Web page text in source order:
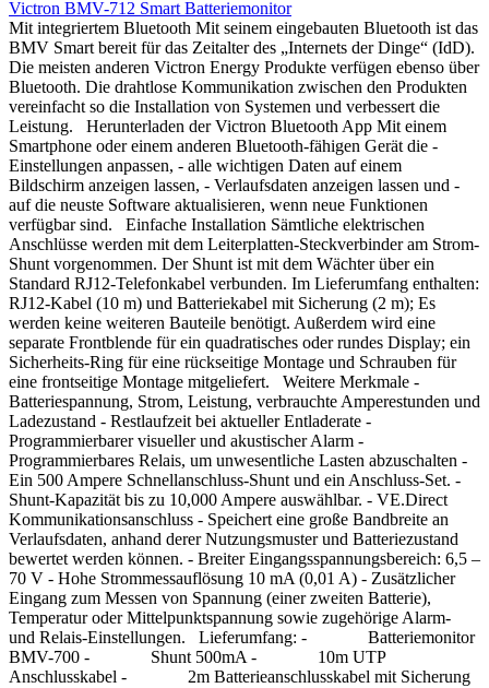
Victron BMV-712 Smart Batteriemonitor
Mit integriertem Bluetooth Mit seinem eingebauten Bluetooth ist das
BMV Smart bereit für das Zeitalter des „Internets der Dinge“ (IdD).
Die meisten anderen Victron Energy Produkte verfügen ebenso über
Bluetooth. Die drahtlose Kommunikation zwischen den Produkten
vereinfacht so die Installation von Systemen und verbessert die
Leistung. Herunterladen der Victron Bluetooth App Mit einem
Smartphone oder einem anderen Bluetooth-fähigen Gerät die -
Einstellungen anpassen, - alle wichtigen Daten auf einem
Bildschirm anzeigen lassen, - Verlaufsdaten anzeigen lassen und -
auf die neuste Software aktualisieren, wenn neue Funktionen
verfügbar sind. Einfache Installation Sämtliche elektrischen
Anschlüsse werden mit dem Leiterplatten-Steckverbinder am Strom-
Shunt vorgenommen. Der Shunt ist mit dem Wächter über ein
Standard RJ12-Telefonkabel verbunden. Im Lieferumfang enthalten:
RJ12-Kabel (10 m) und Batteriekabel mit Sicherung (2 m); Es
werden keine weiteren Bauteile benötigt. Außerdem wird eine
separate Frontblende für ein quadratisches oder rundes Display; ein
Sicherheits-Ring für eine rückseitige Montage und Schrauben für
eine frontseitige Montage mitgeliefert. Weitere Merkmale -
Batteriespannung, Strom, Leistung, verbrauchte Amperestunden und
Ladezustand - Restlaufzeit bei aktueller Entladerate -
Programmierbarer visueller und akustischer Alarm -
Programmierbares Relais, um unwesentliche Lasten abzuschalten -
Ein 500 Ampere Schnellanschluss-Shunt und ein Anschluss-Set. -
Shunt-Kapazität bis zu 10,000 Ampere auswählbar. - VE.Direct
Kommunikationsanschluss - Speichert eine große Bandbreite an
Verlaufsdaten, anhand derer Nutzungsmuster und Batteriezustand
bewertet werden können. - Breiter Eingangsspannungsbereich: 6,5 –
70 V - Hohe Strommessauflösung 10 mA (0,01 A) - Zusätzlicher
Eingang zum Messen von Spannung (einer zweiten Batterie),
Temperatur oder Mittelpunktspannung sowie zugehörige Alarm-
und Relais-Einstellungen. Lieferumfang: - Batteriemonitor
BMV-700 - Shunt 500mA - 10m UTP
Anschlusskabel - 2m Batterieanschlusskabel mit Sicherung